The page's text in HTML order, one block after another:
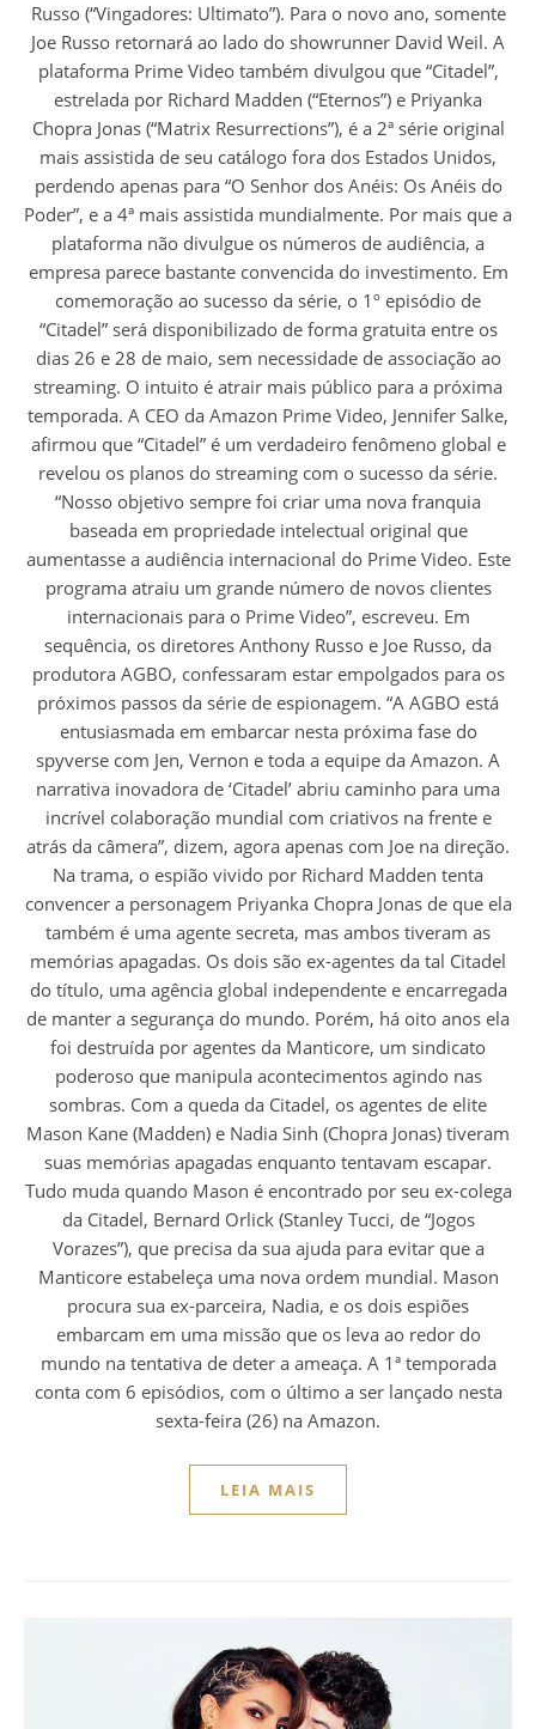
Russo (“Vingadores: Ultimato”). Para o novo ano, somente
Joe Russo retornará ao lado do showrunner David Weil. A
plataforma Prime Video também divulgou que “Citadel”,
estrelada por Richard Madden (“Eternos”) e Priyanka
Chopra Jonas (“Matrix Resurrections”), é a 2ª série original
mais assistida de seu catálogo fora dos Estados Unidos,
perdendo apenas para “O Senhor dos Anéis: Os Anéis do
Poder”, e a 4ª mais assistida mundialmente. Por mais que a
plataforma não divulgue os números de audiência, a
empresa parece bastante convencida do investimento. Em
comemoração ao sucesso da série, o 1º episódio de
“Citadel” será disponibilizado de forma gratuita entre os
dias 26 e 28 de maio, sem necessidade de associação ao
streaming. O intuito é atrair mais público para a próxima
temporada. A CEO da Amazon Prime Video, Jennifer Salke,
afirmou que “Citadel” é um verdadeiro fenômeno global e
revelou os planos do streaming com o sucesso da série.
“Nosso objetivo sempre foi criar uma nova franquia
baseada em propriedade intelectual original que
aumentasse a audiência internacional do Prime Video. Este
programa atraiu um grande número de novos clientes
internacionais para o Prime Video”, escreveu. Em
sequência, os diretores Anthony Russo e Joe Russo, da
produtora AGBO, confessaram estar empolgados para os
próximos passos da série de espionagem. “A AGBO está
entusiasmada em embarcar nesta próxima fase do
spyverse com Jen, Vernon e toda a equipe da Amazon. A
narrativa inovadora de ‘Citadel’ abriu caminho para uma
incrível colaboração mundial com criativos na frente e
atrás da câmera”, dizem, agora apenas com Joe na direção.
Na trama, o espião vivido por Richard Madden tenta
convencer a personagem Priyanka Chopra Jonas de que ela
também é uma agente secreta, mas ambos tiveram as
memórias apagadas. Os dois são ex-agentes da tal Citadel
do título, uma agência global independente e encarregada
de manter a segurança do mundo. Porém, há oito anos ela
foi destruída por agentes da Manticore, um sindicato
poderoso que manipula acontecimentos agindo nas
sombras. Com a queda da Citadel, os agentes de elite
Mason Kane (Madden) e Nadia Sinh (Chopra Jonas) tiveram
suas memórias apagadas enquanto tentavam escapar.
Tudo muda quando Mason é encontrado por seu ex-colega
da Citadel, Bernard Orlick (Stanley Tucci, de “Jogos
Vorazes”), que precisa da sua ajuda para evitar que a
Manticore estabeleça uma nova ordem mundial. Mason
procura sua ex-parceira, Nadia, e os dois espiões
embarcam em uma missão que os leva ao redor do
mundo na tentativa de deter a ameaça. A 1ª temporada
conta com 6 episódios, com o último a ser lançado nesta
sexta-feira (26) na Amazon.
LEIA MAIS